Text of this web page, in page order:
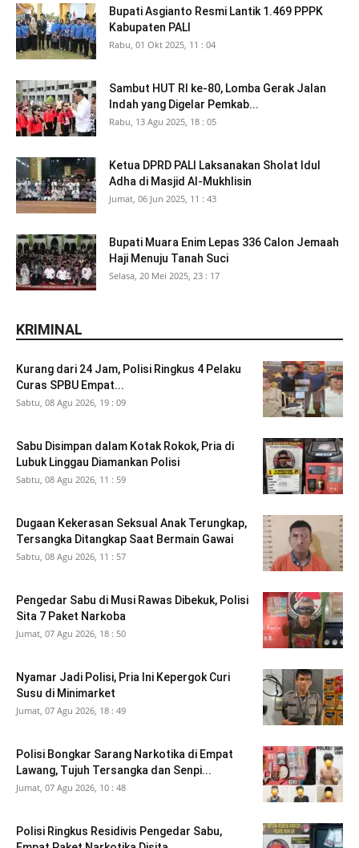
Bupati Asgianto Resmi Lantik 1.469 PPPK
Kabupaten PALI
Rabu, 01 Okt 2025, 11 : 04
Sambut HUT RI ke-80, Lomba Gerak Jalan
Indah yang Digelar Pemkab...
Rabu, 13 Agu 2025, 18 : 05
Ketua DPRD PALI Laksanakan Sholat Idul
Adha di Masjid Al-Mukhlisin
Jumat, 06 Jun 2025, 11 : 43
Bupati Muara Enim Lepas 336 Calon Jemaah
Haji Menuju Tanah Suci
Selasa, 20 Mei 2025, 23 : 17
KRIMINAL
Kurang dari 24 Jam, Polisi Ringkus 4 Pelaku
Curas SPBU Empat...
Sabtu, 08 Agu 2026, 19 : 09
Sabu Disimpan dalam Kotak Rokok, Pria di
Lubuk Linggau Diamankan Polisi
Sabtu, 08 Agu 2026, 11 : 59
Dugaan Kekerasan Seksual Anak Terungkap,
Tersangka Ditangkap Saat Bermain Gawai
Sabtu, 08 Agu 2026, 11 : 57
Pengedar Sabu di Musi Rawas Dibekuk, Polisi
Sita 7 Paket Narkoba
Jumat, 07 Agu 2026, 18 : 50
Nyamar Jadi Polisi, Pria Ini Kepergok Curi
Susu di Minimarket
Jumat, 07 Agu 2026, 18 : 49
Polisi Bongkar Sarang Narkotika di Empat
Lawang, Tujuh Tersangka dan Senpi...
Jumat, 07 Agu 2026, 10 : 48
Polisi Ringkus Residivis Pengedar Sabu,